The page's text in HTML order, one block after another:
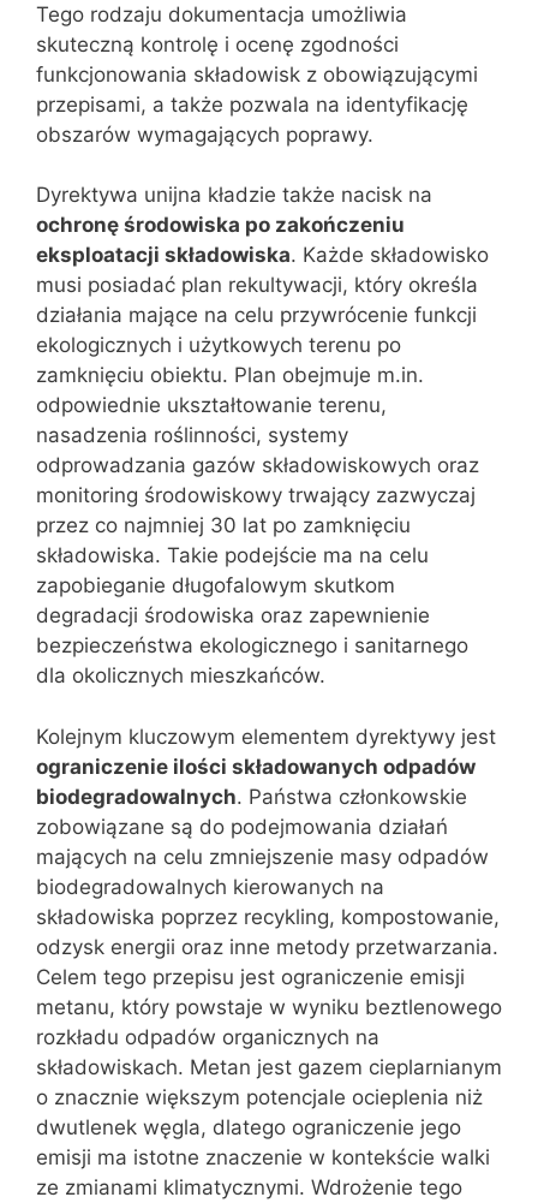
Tego rodzaju dokumentacja umożliwia
skuteczną kontrolę i ocenę zgodności
funkcjonowania składowisk z obowiązującymi
przepisami, a także pozwala na identyfikację
obszarów wymagających poprawy.
Dyrektywa unijna kładzie także nacisk na
ochronę środowiska po zakończeniu
eksploatacji składowiska. Każde składowisko
musi posiadać plan rekultywacji, który określa
działania mające na celu przywrócenie funkcji
ekologicznych i użytkowych terenu po
zamknięciu obiektu. Plan obejmuje m.in.
odpowiednie ukształtowanie terenu,
nasadzenia roślinności, systemy
odprowadzania gazów składowiskowych oraz
monitoring środowiskowy trwający zazwyczaj
przez co najmniej 30 lat po zamknięciu
składowiska. Takie podejście ma na celu
zapobieganie długofalowym skutkom
degradacji środowiska oraz zapewnienie
bezpieczeństwa ekologicznego i sanitarnego
dla okolicznych mieszkańców.
Kolejnym kluczowym elementem dyrektywy jest
ograniczenie ilości składowanych odpadów
biodegradowalnych. Państwa członkowskie
zobowiązane są do podejmowania działań
mających na celu zmniejszenie masy odpadów
biodegradowalnych kierowanych na
składowiska poprzez recykling, kompostowanie,
odzysk energii oraz inne metody przetwarzania.
Celem tego przepisu jest ograniczenie emisji
metanu, który powstaje w wyniku beztlenowego
rozkładu odpadów organicznych na
składowiskach. Metan jest gazem cieplarnianym
o znacznie większym potencjale ocieplenia niż
dwutlenek węgla, dlatego ograniczenie jego
emisji ma istotne znaczenie w kontekście walki
ze zmianami klimatycznymi. Wdrożenie tego